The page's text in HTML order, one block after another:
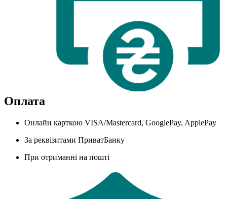
Оплата
Онлайн карткою VISA/Mastercard, GooglePay, ApplePay
За реквізитами ПриватБанку
При отриманні на пошті